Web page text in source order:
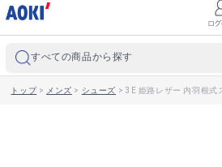
すべての商品から探す
トップ> メンズ > シューズ > 3E 姫路レザー 内羽根式